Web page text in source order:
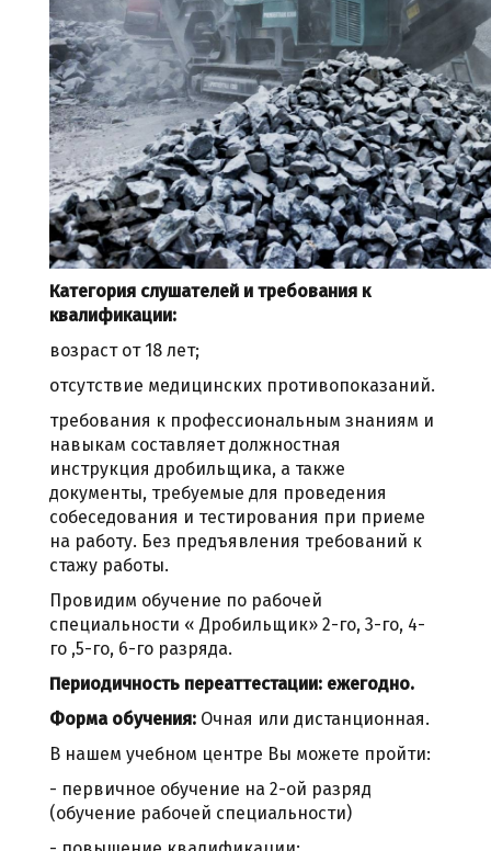
Категория слушателей и требования к
квалификации:
возраст от 18 лет;
отсутствие медицинских противопоказаний.
требования к профессиональным знаниям и
навыкам составляет должностная
инструкция дробильщика, а также
документы, требуемые для проведения
собеседования и тестирования при приеме
на работу. Без предъявления требований к
стажу работы.
Провидим обучение по рабочей
специальности « Дробильщик» 2-го, 3-го, 4-
го ,5-го, 6-го разряда.
Периодичность переаттестации: ежегодно.
Форма обучения: Очная или дистанционная.
В нашем учебном центре Вы можете пройти:
- первичное обучение на 2-ой разряд
(обучение рабочей специальности)